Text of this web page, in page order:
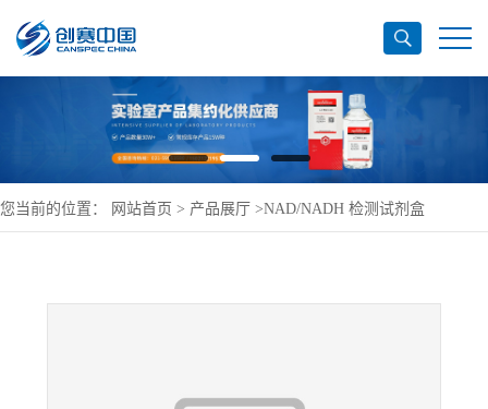
您当前的位置： 网站首页 > 产品展厅 >NAD/NADH 检测试剂盒